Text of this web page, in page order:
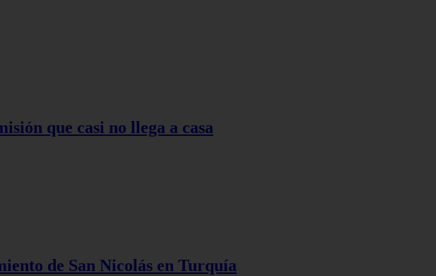
que casi no llega a casa
de San Nicolás en Turquía